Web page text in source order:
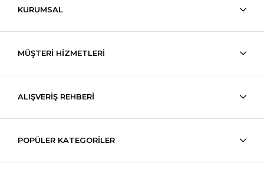
KURUMSAL
MÜŞTERİ HİZMETLERİ
ALIŞVERİŞ REHBERİ
POPÜLER KATEGORİLER